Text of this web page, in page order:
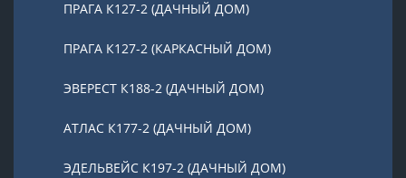
ПРАГА К127-2 (ДАЧНЫЙ ДОМ)
ПРАГА К127-2 (КАРКАСНЫЙ ДОМ)
ЭВЕРЕСТ К188-2 (ДАЧНЫЙ ДОМ)
АТЛАС К177-2 (ДАЧНЫЙ ДОМ)
ЭДЕЛЬВЕЙС К197-2 (ДАЧНЫЙ ДОМ)